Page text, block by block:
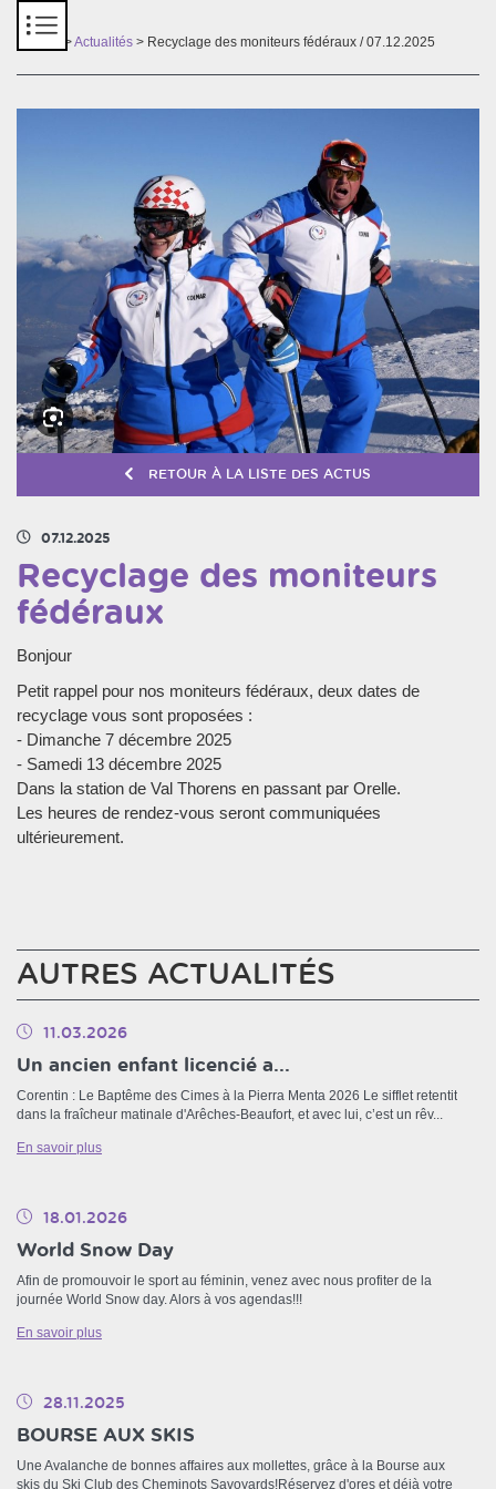
>Actualités > Recyclage des moniteurs fédéraux / 07.12.2025
RETOUR À LA LISTE DES ACTUS
07.12.2025
Recyclage des moniteurs
fédéraux
Bonjour
Petit rappel pour nos moniteurs fédéraux, deux dates de
recyclage vous sont proposées :
- Dimanche 7 décembre 2025
- Samedi 13 décembre 2025
Dans la station de Val Thorens en passant par Orelle.
Les heures de rendez-vous seront communiquées
ultérieurement.
AUTRES ACTUALITÉS
11.03.2026
Un ancien enfant licencié a...
Corentin : Le Baptême des Cimes à la Pierra Menta 2026 Le sifflet retentit
dans la fraîcheur matinale d'Arêches-Beaufort, et avec lui, c’est un rêv...
En savoir plus
18.01.2026
World Snow Day
Afin de promouvoir le sport au féminin, venez avec nous profiter de la
journée World Snow day. Alors à vos agendas!!!
En savoir plus
28.11.2025
BOURSE AUX SKIS
Une Avalanche de bonnes affaires aux mollettes, grâce à la Bourse aux
skis du Ski Club des Cheminots Savoyards!Réservez d'ores et déjà votre